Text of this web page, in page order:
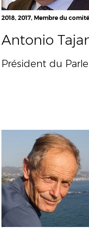
2018, 2017, Membre du
Antonio
Président du